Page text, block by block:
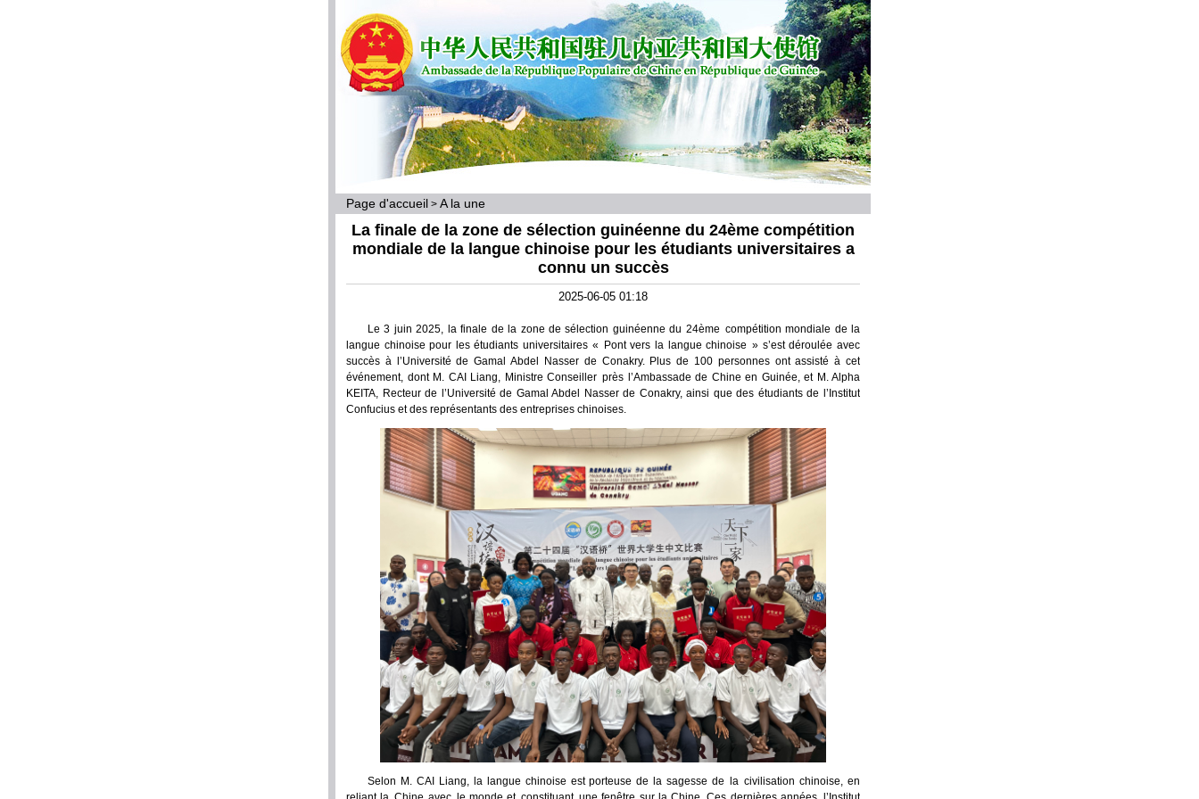
Page d'accueil > A la une
La finale de la zone de sélection guinéenne du 24ème compétition
mondiale de la langue chinoise pour les étudiants universitaires a
connu un succès
2025-06-05 01:18
Le 3 juin 2025, la finale de la zone de sélection guinéenne du 24ème compétition mondiale de la
langue chinoise pour les étudiants universitaires « Pont vers la langue chinoise » s’est déroulée avec
succès à l’Université de Gamal Abdel Nasser de Conakry. Plus de 100 personnes ont assisté à cet
événement, dont M. CAI Liang, Ministre Conseiller près l’Ambassade de Chine en Guinée, et M. Alpha
KEITA, Recteur de l’Université de Gamal Abdel Nasser de Conakry, ainsi que des étudiants de l’Institut
Confucius et des représentants des entreprises chinoises.
Selon M. CAI Liang, la langue chinoise est porteuse de la sagesse de la civilisation chinoise, en